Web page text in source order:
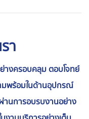
า
างครอบคลุม ตอบโจทย์
พร้อมในด้านอุปกรณ์
านการอบรบงานอย่าง